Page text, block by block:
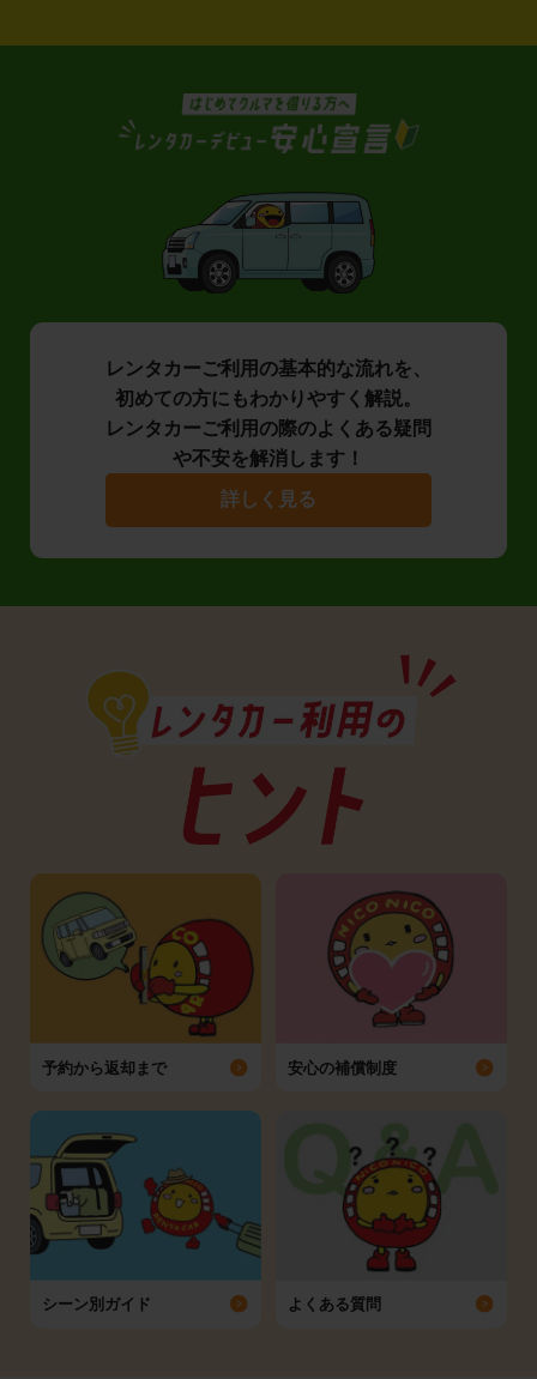
レンタカーご利用の基本的な流れを、
初めての方にもわかりやすく解説。
レンタカーご利用の際のよくある疑問
や不安を解消します！
詳しく見る
予約から返却まで 安心の補償制度
シーン別ガイド よくある質問